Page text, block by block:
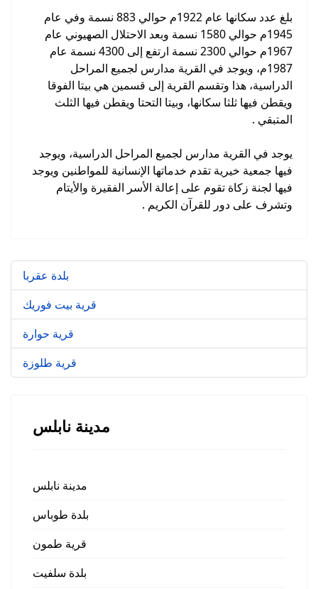
بلغ عدد سكانها عام 1922م حوالي 883 نسمة وفي عام
1945م حوالي 1580 نسمة وبعد الاحتلال الصهيوني عام
1967م حوالي 2300 نسمة ارتفع إلى 4300 نسمة عام
1987م، ويوجد في القرية مدارس لجميع المراحل
الدراسية، هذا وتقسم القرية إلى قسمين هي بيتا الفوقا
ويقطن فيها ثلثا سكانها، وبيتا التحتا ويقطن فيها الثلث
المتبقي .
يوجد في القرية مدارس لجميع المراحل الدراسية، ويوجد
فيها جمعية خيرية تقدم خدماتها الإنسانية للمواطنين ويوجد
فيها لجنة زكاة تقوم على إعالة الأسر الفقيرة والأيتام
وتشرف على دور للقرآن الكريم .
بلدة عقربا
قرية بيت فوريك
قرية حوارة
قرية طلوزة
مدينة نابلس
مدينة نابلس
بلدة طوباس
قرية طمون
بلدة سلفيت